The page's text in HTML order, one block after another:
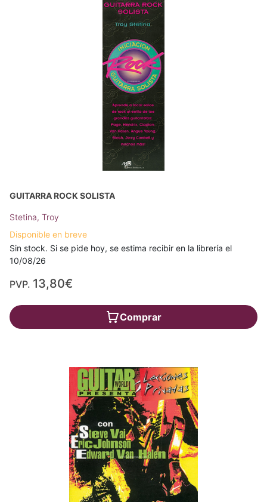
GUITARRA ROCK SOLISTA
Stetina, Troy
Disponible en breve
Sin stock. Si se pide hoy, se estima recibir en la librería el
10/08/26
PVP. 13,80€
Comprar